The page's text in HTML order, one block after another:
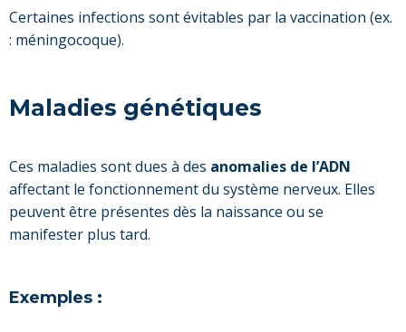
Certaines infections sont évitables par la vaccination (ex.
: méningocoque).
Maladies génétiques
Ces maladies sont dues à des anomalies de l’ADN
affectant le fonctionnement du système nerveux. Elles
peuvent être présentes dès la naissance ou se
manifester plus tard.
Exemples :